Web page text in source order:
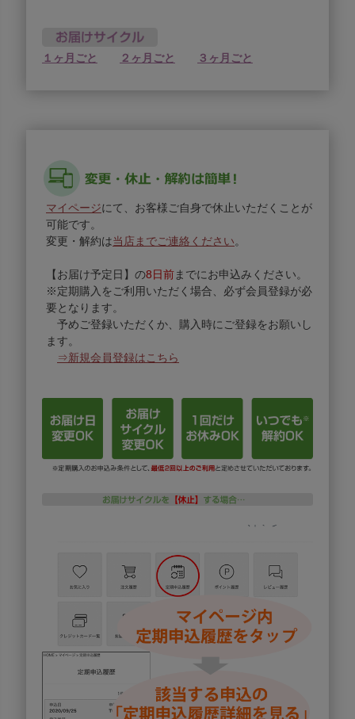
１ヶ月ごと ２ヶ月ごと ３ヶ月ごと
マイページにて、お客様ご自身で休止いただくことが
可能です。
変更・解約は当店までご連絡ください。
【お届け予定日】の8日前までにお申込みください。
※定期購入をご利用いただく場合、必ず会員登録が必
要となります。
予めご登録いただくか、購入時にご登録をお願いし
ます。
⇒新規会員登録はこちら